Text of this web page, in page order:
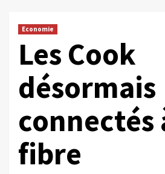
Economie
Les Cook
désormais
connectés
fibre